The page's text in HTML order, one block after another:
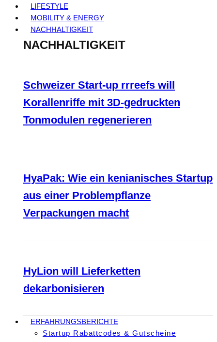
LIFESTYLE
MOBILITY & ENERGY
NACHHALTIGKEIT
NACHHALTIGKEIT
Schweizer Start-up rrreefs will
Korallenriffe mit 3D-gedruckten
Tonmodulen regenerieren
HyaPak: Wie ein kenianisches Startup
aus einer Problempflanze
Verpackungen macht
HyLion will Lieferketten
dekarbonisieren
ERFAHRUNGSBERICHTE
Startup Rabattcodes & Gutscheine